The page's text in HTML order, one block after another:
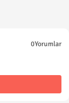
0Yorumlar